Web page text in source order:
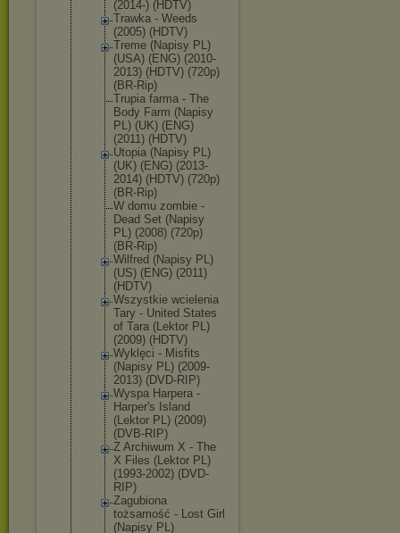
(2014-) (HDTV)
Trawka - Weeds
(2005) (HDTV)
Treme (Napisy PL)
(USA) (ENG) (2010-
2013) (HDTV) (720p)
(BR-Rip)
Trupia farma - The
Body Farm (Napisy
PL) (UK) (ENG)
(2011) (HDTV)
Utopia (Napisy PL)
(UK) (ENG) (2013-
2014) (HDTV) (720p)
(BR-Rip)
W domu zombie -
Dead Set (Napisy
PL) (2008) (720p)
(BR-Rip)
Wilfred (Napisy PL)
(US) (ENG) (2011)
(HDTV)
Wszystkie wcielenia
Tary - United States
of Tara (Lektor PL)
(2009) (HDTV)
Wyklęci - Misfits
(Napisy PL) (2009-
2013) (DVD-RIP)
Wyspa Harpera -
Harper's Island
(Lektor PL) (2009)
(DVB-RIP)
Z Archiwum X - The
X Files (Lektor PL)
(1993-2002) (DVD-
RIP)
Zagubiona
tożsamość - Lost Girl
(Napisy PL)